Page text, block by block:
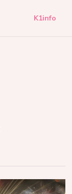
K1info